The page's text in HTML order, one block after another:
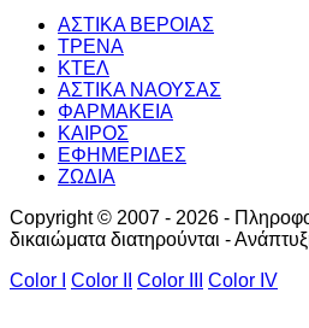
ΑΣΤΙΚΑ ΒΕΡΟΙΑΣ
ΤΡΕΝΑ
ΚΤΕΛ
ΑΣΤΙΚΑ ΝΑΟΥΣΑΣ
ΦΑΡΜΑΚΕΙΑ
ΚΑΙΡΟΣ
ΕΦΗΜΕΡΙΔΕΣ
ΖΩΔΙΑ
Copyright © 2007 - 2026 -
δικαιώματα διατηρούνται -
Color I
Color II Color III Color IV